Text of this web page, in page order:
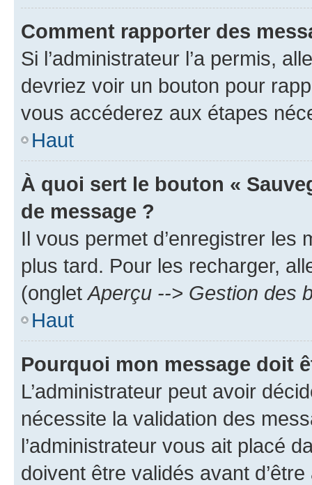
Comment rapporter des
Si l’administrateur l’a permis,
devriez voir un bouton pour
vous accéderez aux étapes
Haut
À quoi sert le bouton «
de message ?
Il vous permet d’enregistrer
plus tard. Pour les recharger,
(onglet Aperçu --> Gestion des
Haut
Pourquoi mon message doit
L’administrateur peut avoir
nécessite la validation des
l’administrateur vous ait placé
doivent être validés avant